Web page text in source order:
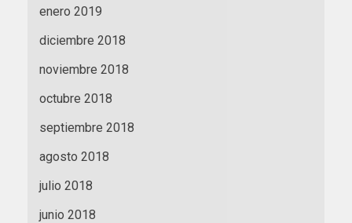
enero 2019
diciembre 2018
noviembre 2018
octubre 2018
septiembre 2018
agosto 2018
julio 2018
junio 2018